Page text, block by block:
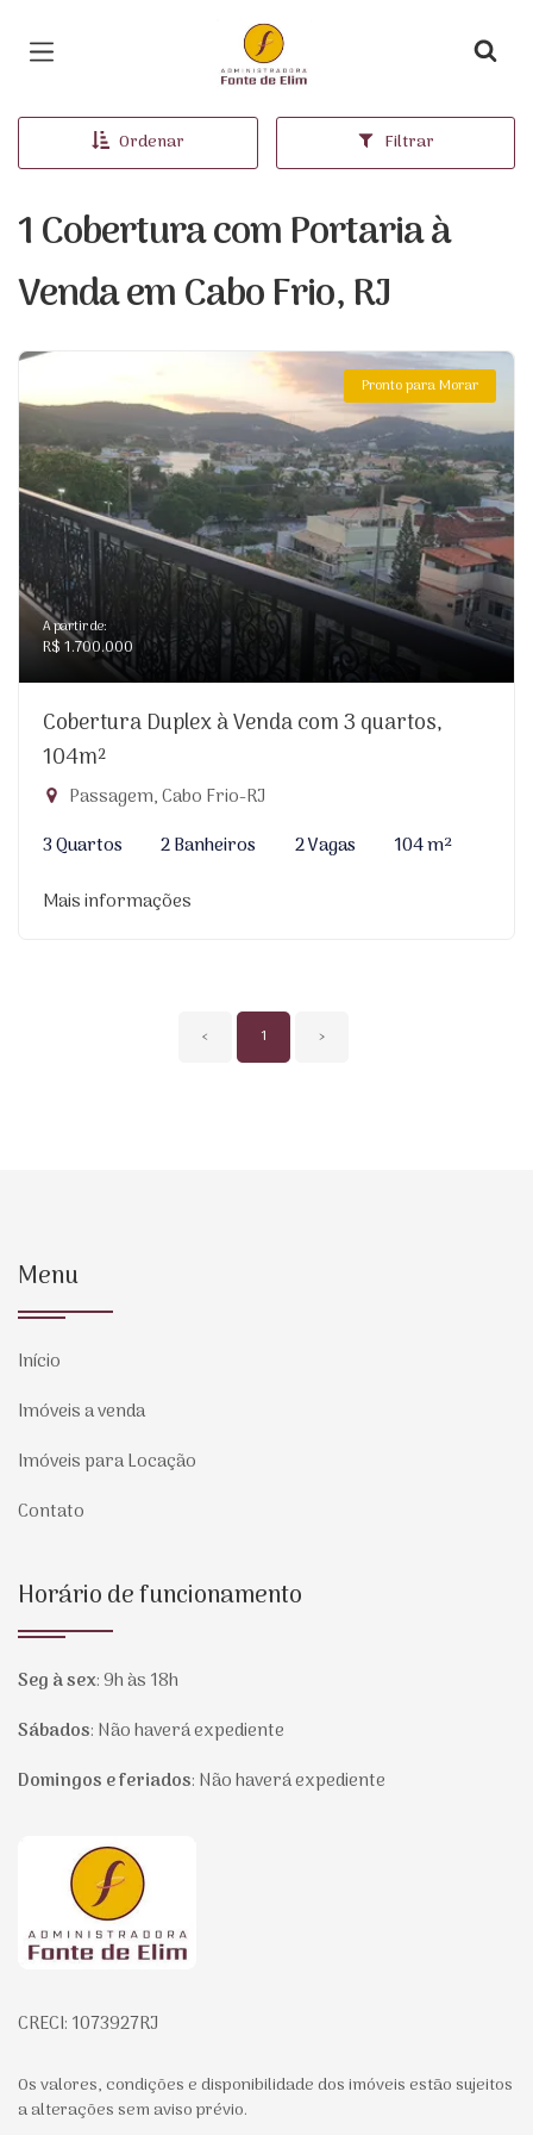
Página inicial
Ordenar Filtrar
1 Cobertura com Portaria à
Venda em Cabo Frio, RJ
Pronto para Morar
A partir de:
R$ 1.700.000
Cobertura Duplex à Venda com 3 quartos,
104m²
Passagem, Cabo Frio-RJ
3 Quartos
2 Banheiros 2 Vagas
104 m²
Mais informações
‹ 1 ›
Menu
Início
Imóveis a venda
Imóveis para Locação
Contato
Horário de funcionamento
Seg à sex:9h às 18h
Sábados: Não haverá expediente
Domingos e feriados: Não haverá expediente
Página inicial
CRECI: 1073927RJ
Os valores, condições e disponibilidade dos imóveis estão sujeitos
a alterações sem aviso prévio.